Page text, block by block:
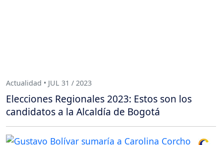
Actualidad • JUL 31 / 2023
Elecciones Regionales 2023: Estos son los
candidatos a la Alcaldía de Bogotá